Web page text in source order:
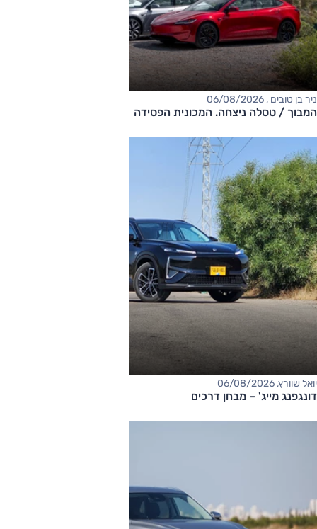
ניר בן טובים , 06/08/2026
המבוך / טסלה ניצחה. המכונית הפסידה
יואל שוורץ, 06/08/2026
דונגפנג מייג' – מבחן דרכים